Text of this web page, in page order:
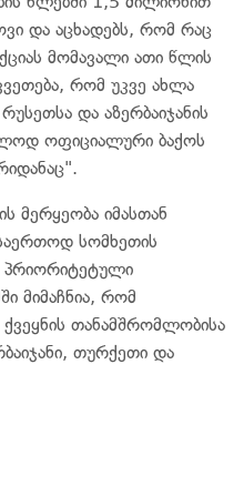
და აცხადებს, რომ რაც
მომავალი ათი წლის
რომ უკვე ახლა
და აზერბაიჯანის
ოფიციალური ბაქოს
მერყეობა იმასთან
სომხეთის
პრიორიტეტული
მიმაჩნია, რომ
თანამშრომლობისა
თურქეთი და